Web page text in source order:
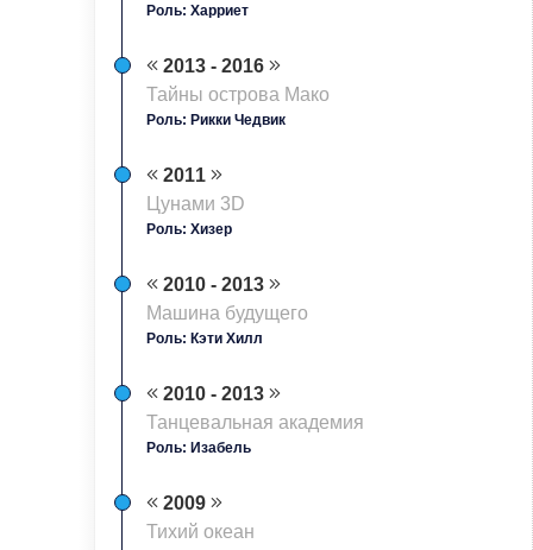
Роль: Харриет
2013 - 2016
Тайны острова Мако
Роль: Рикки Чедвик
2011
Цунами 3D
Роль: Хизер
2010 - 2013
Машина будущего
Роль: Кэти Хилл
2010 - 2013
Танцевальная академия
Роль: Изабель
2009
Тихий океан